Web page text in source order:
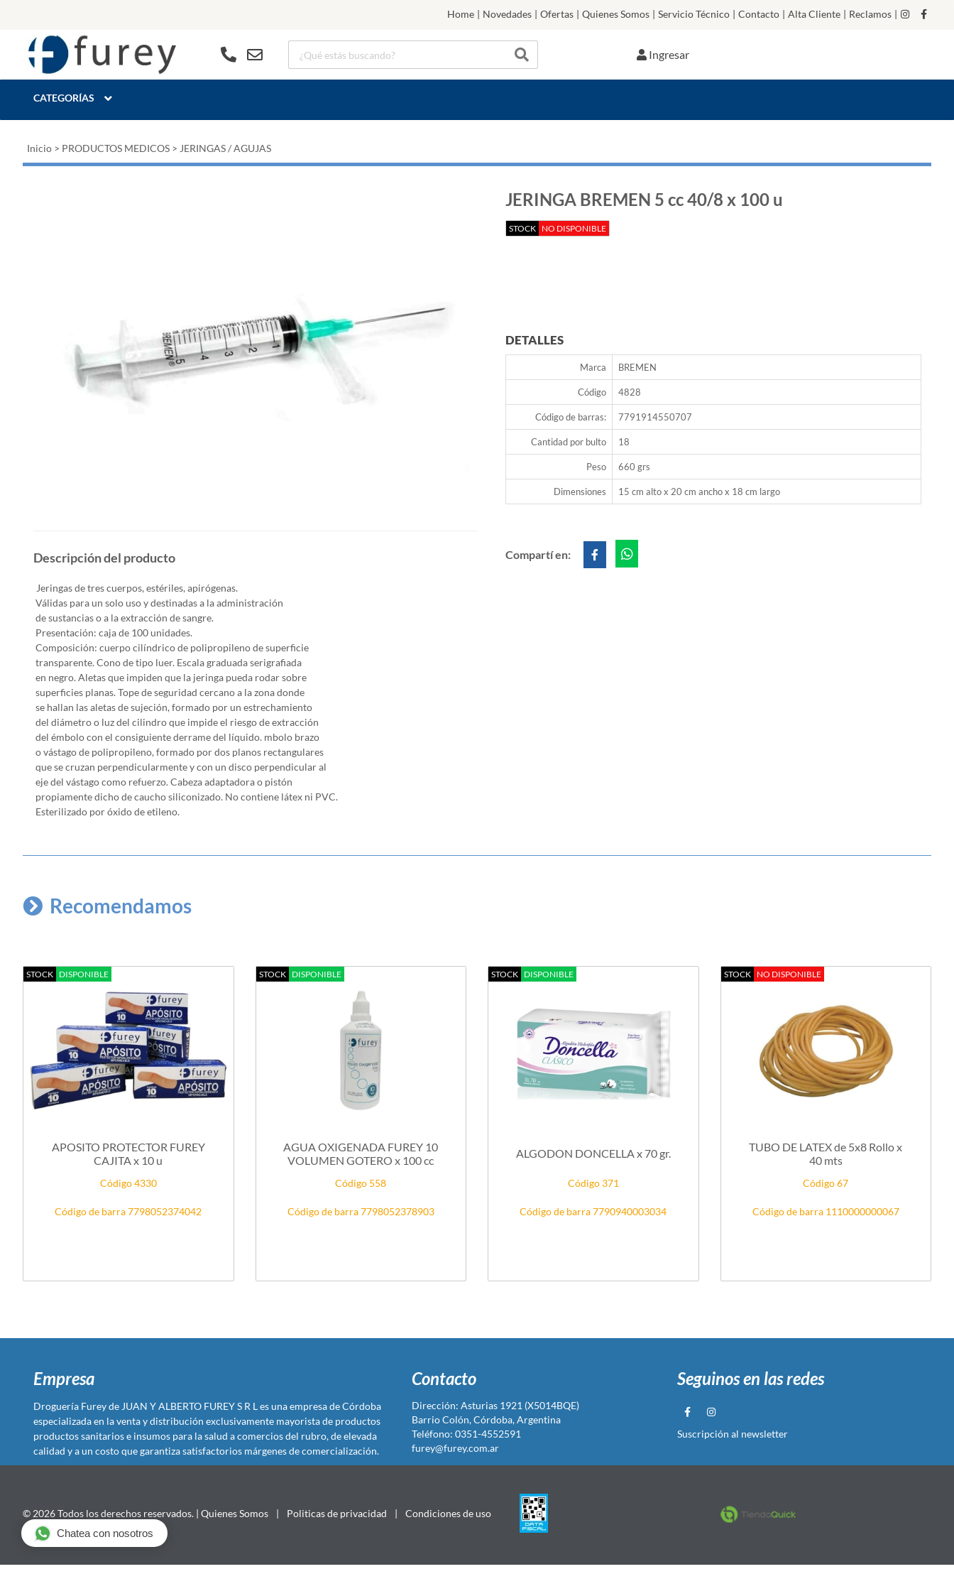
Home | Novedades | Ofertas | Quienes Somos | Servicio Técnico | Contacto | Alta Cliente | Reclamos |
Ingresar
CATEGORÍAS
Inicio > PRODUCTOS MEDICOS > JERINGAS / AGUJAS
JERINGA BREMEN 5 cc 40/8 x 100 u
STOCK NO DISPONIBLE
DETALLES
Marca BREMEN
Código 4828
Código de barras: 7791914550707
Cantidad por bulto 18
Peso 660 grs
Dimensiones 15 cm alto x 20 cm ancho x 18 cm largo
Compartí en:
Descripción del producto
Jeringas de tres cuerpos, estériles, apirógenas.
Válidas para un solo uso y destinadas a la administración
de sustancias o a la extracción de sangre.
Presentación: caja de 100 unidades.
Composición: cuerpo cilíndrico de polipropileno de superficie
transparente. Cono de tipo luer. Escala graduada serigrafiada
en negro. Aletas que impiden que la jeringa pueda rodar sobre
superficies planas. Tope de seguridad cercano a la zona donde
se hallan las aletas de sujeción, formado por un estrechamiento
del diámetro o luz del cilindro que impide el riesgo de extracción
del émbolo con el consiguiente derrame del líquido. mbolo brazo
o vástago de polipropileno, formado por dos planos rectangulares
que se cruzan perpendicularmente y con un disco perpendicular al
eje del vástago como refuerzo. Cabeza adaptadora o pistón
propiamente dicho de caucho siliconizado. No contiene látex ni PVC.
Esterilizado por óxido de etileno.
Recomendamos
STOCK DISPONIBLE
APOSITO PROTECTOR FUREY
CAJITA x 10 u
Código 4330
Código de barra 7798052374042
STOCK DISPONIBLE
AGUA OXIGENADA FUREY 10
VOLUMEN GOTERO x 100 cc
Código 558
Código de barra 7798052378903
STOCK DISPONIBLE
ALGODON DONCELLA x 70 gr.
Código 371
Código de barra 7790940003034
STOCK NO DISPONIBLE
TUBO DE LATEX de 5x8 Rollo x
40 mts
Código 67
Código de barra 1110000000067
Empresa
Droguería Furey de JUAN Y ALBERTO FUREY S R L es una empresa de Córdoba
especializada en la venta y distribución exclusivamente mayorista de productos
productos sanitarios e insumos para la salud a comercios del rubro, de elevada
calidad y a un costo que garantiza satisfactorios márgenes de comercialización.
Contacto
Dirección: Asturias 1921 (X5014BQE)
Barrio Colón, Córdoba, Argentina
Teléfono: 0351-4552591
furey@furey.com.ar
Seguinos en las redes
Suscripción al newsletter
© 2026 Todos los derechos reservados. | Quienes Somos | Politicas de privacidad |
Condiciones de uso
Chatea con nosotros